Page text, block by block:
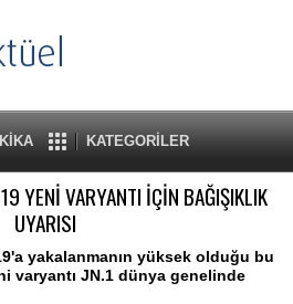
KATEGORİLER
YENİ VARYANTI İÇİN BAĞIŞIKLIK
UYARISI
yakalanmanın yüksek olduğu bu
varyantı JN.1 dünya genelinde